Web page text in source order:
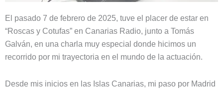
El pasado 7 de febrero de 2025, tuve el placer de estar en
“Roscas y Cotufas” en Canarias Radio, junto a Tomás
Galván, en una charla muy especial donde hicimos un
recorrido por mi trayectoria en el mundo de la actuación.
Desde mis inicios en las Islas Canarias, mi paso por Madrid